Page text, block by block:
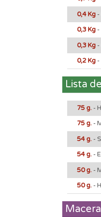
0,4 Kg -
0,3 Kg -
0,3 Kg -
0,2 Kg -
Lista
75 g. -
75 g. -
54 g. -
54 g. -
50 g. -
50 g. -